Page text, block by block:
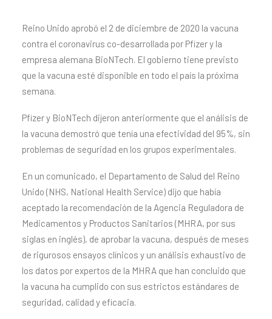
Reino Unido aprobó el 2 de diciembre de 2020 la vacuna
contra el coronavirus co-desarrollada por Pfizer y la
empresa alemana BioNTech. El gobierno tiene previsto
que la vacuna esté disponible en todo el país la próxima
semana.
Pfizer y BioNTech dijeron anteriormente que el análisis de
la vacuna demostró que tenía una efectividad del 95%, sin
problemas de seguridad en los grupos experimentales.
En un comunicado, el Departamento de Salud del Reino
Unido (NHS, National Health Service) dijo que había
aceptado la recomendación de la Agencia Reguladora de
Medicamentos y Productos Sanitarios (MHRA, por sus
siglas en inglés), de aprobar la vacuna, después de meses
de rigurosos ensayos clínicos y un análisis exhaustivo de
los datos por expertos de la MHRA que han concluido que
la vacuna ha cumplido con sus estrictos estándares de
seguridad, calidad y eficacia.